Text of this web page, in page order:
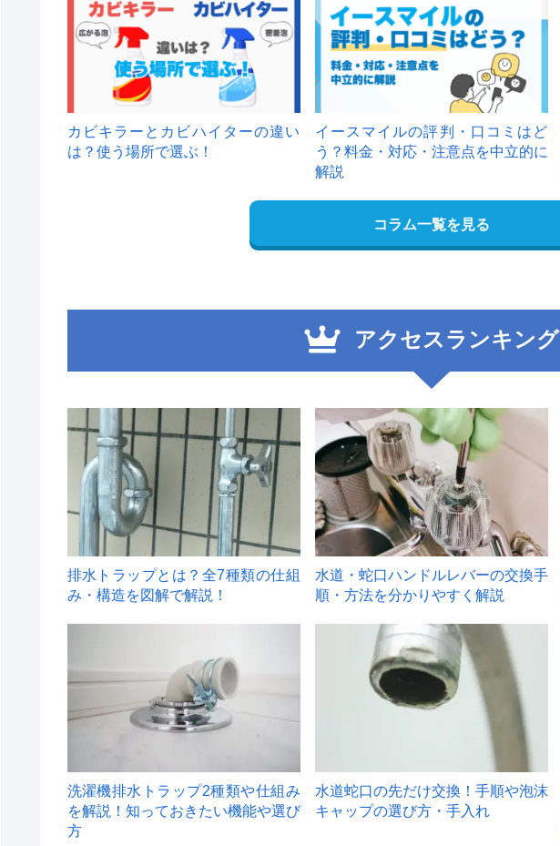
カビキラーとカビハイターの違い
は？使う場所で選ぶ！
イースマイルの評判・口コミはど
う？料金・対応・注意点を中立的に
解説
コラム一覧を見る
アクセスランキング
1
排水トラップとは？全7種類の仕組
み・構造を図解で解説！
2
水道・蛇口ハンドルレバーの交換手
順・方法を分かりやすく解説
洗濯機排水トラップ2種類や仕組み
を解説！知っておきたい機能や選び
方
水道蛇口の先だけ交換！手順や泡沫
キャップの選び方・手入れ